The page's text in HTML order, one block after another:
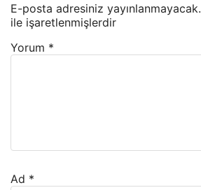
E-posta adresiniz yayınlanmayacak.
ile işaretlenmişlerdir
Yorum *
Ad *